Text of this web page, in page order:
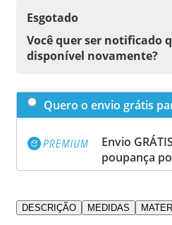
Esgotado
Você quer ser notificado
disponível novamente?
Quero o envio grátis
Envio
poupança
DESCRIÇÃO MEDIDAS